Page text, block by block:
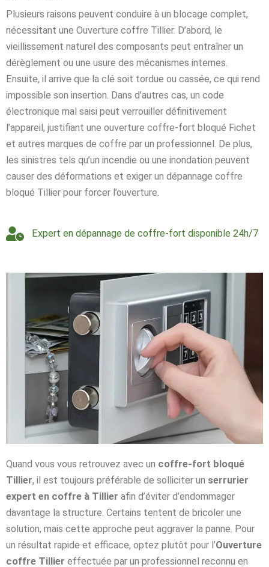
Plusieurs raisons peuvent conduire à un blocage complet,
nécessitant une Ouverture coffre Tillier. D’abord, le
vieillissement naturel des composants peut entraîner un
dérèglement ou une usure des mécanismes internes.
Ensuite, il arrive que la clé soit tordue ou cassée, ce qui rend
impossible son insertion. Dans d’autres cas, un code
électronique mal saisi peut verrouiller définitivement
l’appareil, justifiant une ouverture coffre-fort bloqué Fichet
et autres marques de coffre par un professionnel. De plus,
les sinistres tels qu’un incendie ou une inondation peuvent
causer des déformations et exiger un dépannage coffre
bloqué Tillier pour forcer l’ouverture.
Expert en dépannage de coffre-fort disponible 24h/7
Quand vous vous retrouvez avec un coffre-fort bloqué
Tillier, il est toujours préférable de solliciter un serrurier
expert en coffre à Tillier afin d’éviter d’endommager
davantage la structure. Certains tentent de bricoler une
solution, mais cette approche peut aggraver la panne. Pour
un résultat rapide et efficace, optez plutôt pour l’Ouverture
coffre Tillier effectuée par un professionnel reconnu en